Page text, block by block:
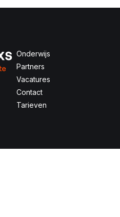
Onderwijs
Partners
Vacatures
Contact
Tarieven